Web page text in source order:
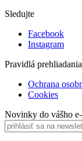
Sledujte
Facebook
Instagram
Pravidlá prehliadania
Ochrana
Cookies
Novinky do vášho